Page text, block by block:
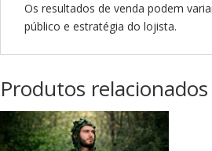
Os resultados de venda podem
público e estratégia do lojista.
Produtos relacionados